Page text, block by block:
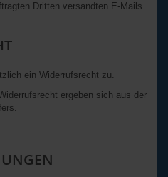
Dritten versandten E-Mails
ein Widerrufsrecht zu.
ergeben sich aus der